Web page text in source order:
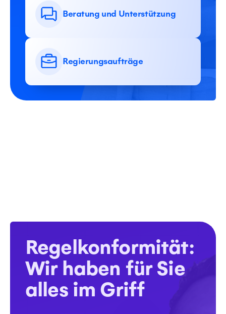
Beratung und Unterstützung
Regierungsaufträge
Regelkonformität:
Wir haben für Sie
alles im Griff